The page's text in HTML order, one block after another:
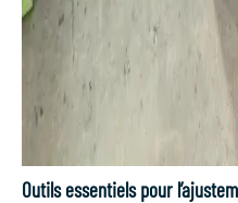
Outils essentiels pour